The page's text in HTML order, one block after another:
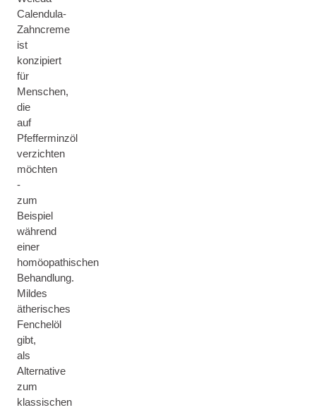
Calendula-
Zahncreme
ist
konzipiert
für
Menschen,
die
auf
Pfefferminzöl
verzichten
möchten
-
zum
Beispiel
während
einer
homöopathischen
Behandlung.
Mildes
ätherisches
Fenchelöl
gibt,
als
Alternative
zum
klassischen